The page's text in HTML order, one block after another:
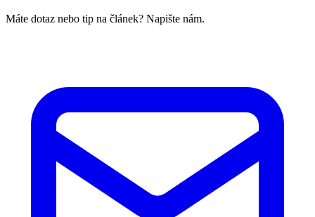
Máte dotaz nebo tip na článek? Napište nám.